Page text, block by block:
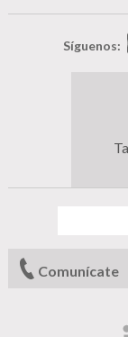
Síguenos:
Comunícate